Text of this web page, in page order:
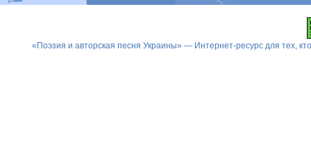
«Поэзия и авторская песня Украины» — Интернет-ресурс для тех,